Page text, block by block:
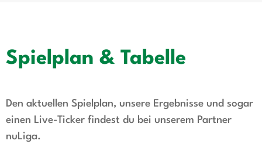
Spielplan & Tabelle
Den aktuellen Spielplan, unsere Ergebnisse und sogar
einen Live-Ticker findest du bei unserem Partner
nuLiga.